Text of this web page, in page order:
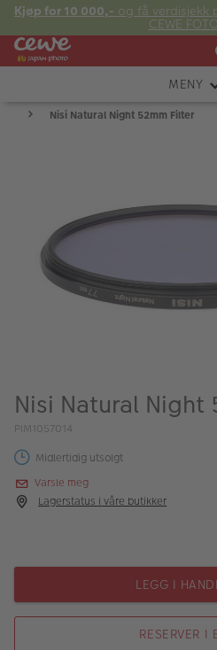
Kjøp for 10 000,- og få verdisjekk
CEWE
Fre:
MENY
KAMERA
LYS OG STUDIO
INSTANTFOTO
ALBUM
Merker
Fotokurs
Nisi Natural Night 52mm Filter
Nisi Natural Night
PIM1057014
Midlertidig utsolgt
Varsle meg
Lagerstatus i våre butikker
LEGG I
RESERVER I